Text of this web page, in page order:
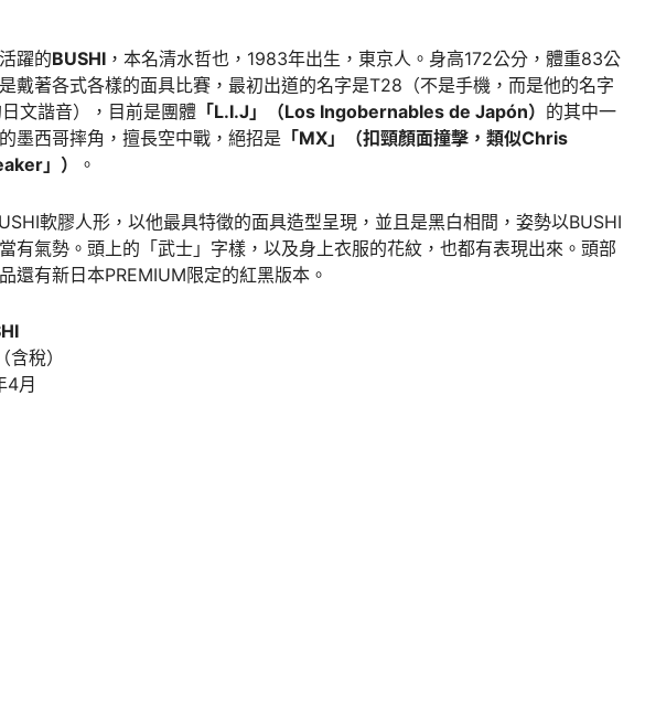
躍的BUSHI ，本名清水哲也，1983年出生，東京人。身高172公分，體重83公
戴著各式各樣的面具比賽，最初出道的名字是T28（不是手機，而是他的名字
文諧音），目前是團體 「L.I.J」（Los Ingobernables de Japón） 的其中一
墨西哥摔角，擅長空中戰，絕招是 「MX」（扣頸顏面撞擊，類似Chris
」）
。
軟膠人形，以他最具特徵的面具造型呈現，並且是黑白相間，姿勢以BUSHI
有氣勢。頭上的「武士」字樣，以及身上衣服的花紋，也都有表現出來。頭部
還有新日本PREMIUM限定的紅黑版本。
稅）
4月